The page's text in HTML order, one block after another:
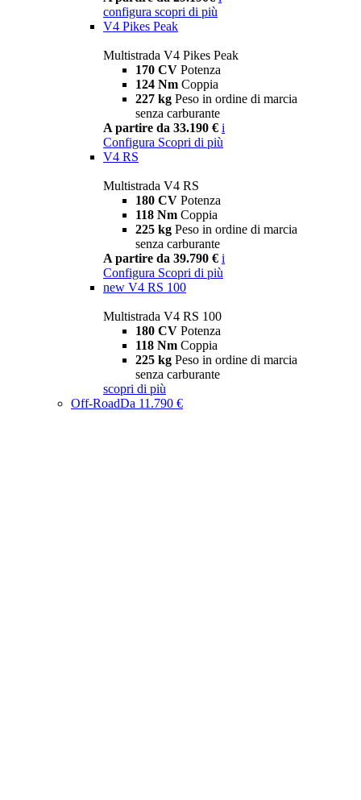
configura scopri di più
V4 Pikes Peak
Multistrada V4 Pikes Peak
170 CV Potenza
124 Nm Coppia
227 kg Peso in ordine di marcia
senza carburante
A partire da 33.190 € i
Configura Scopri di più
V4 RS
Multistrada V4 RS
180 CV Potenza
118 Nm Coppia
225 kg Peso in ordine di marcia
senza carburante
A partire da 39.790 € i
Configura Scopri di più
new V4 RS 100
Multistrada V4 RS 100
180 CV Potenza
118 Nm Coppia
225 kg Peso in ordine di marcia
senza carburante
scopri di più
Off-RoadDa 11.790 €